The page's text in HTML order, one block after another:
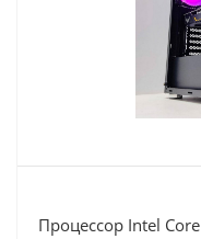
Процессор Intel